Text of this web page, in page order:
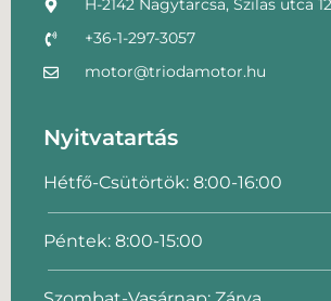
H-2142 Nagytarcsa, Szilas utca
+36-1-297-3057
motor@triodamotor.hu
Nyitvatartás
Hétfő-Csütörtök: 8:00-16:00
Péntek: 8:00-15:00